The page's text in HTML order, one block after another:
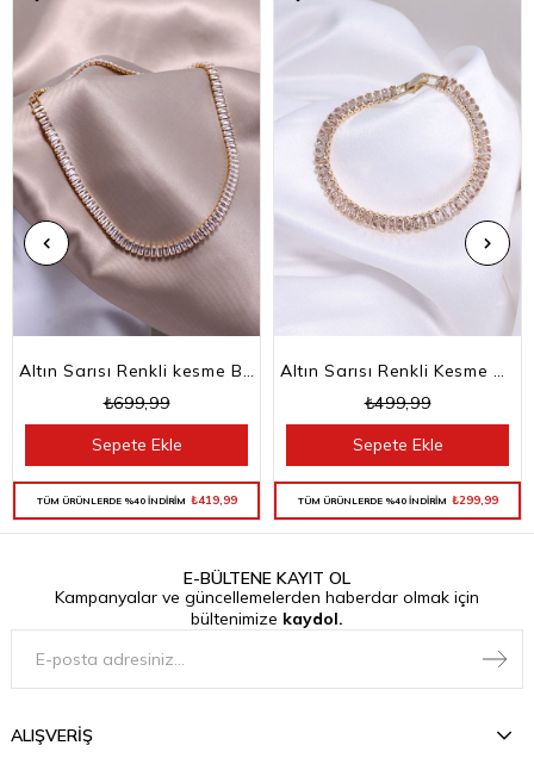
Altın Sarısı Renkli kesme Baget Taşlı Su Yolu Choker Kolye
₺699,99
TÜM ÜRÜNLERDE %40 İNDİRİM ₺419,99
Sepete Ekle
Altın Sarısı Renkli Kesme Baget Taşlı Su Yolu Bileklik
₺499,99
TÜM ÜRÜNLERDE %40 İNDİRİM ₺299,99
Sepete Ekle
E-BÜLTENE KAYIT OL
Kampanyalar ve güncellemelerden haberdar olmak için
bültenimize kaydol.
ALIŞVERİŞ